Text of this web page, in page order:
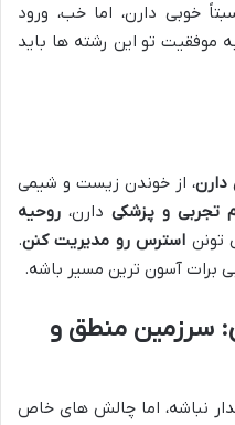
خوبی دارن، اما خب، ورود
موفقیت تو این رشته ها باید
، از خوندن زیست و شیمی
تجربی و پزشکی دارن، روحیه
تونن استرس رو مدیریت کنن.
برات آسون ترین مسیر باشه.
سرزمین منطق و
نباشه، اما چالش های خاص